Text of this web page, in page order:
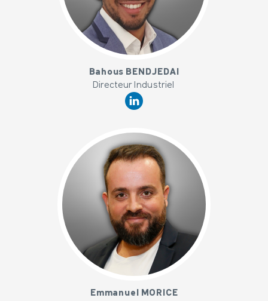
Bahous BENDJEDAI
Directeur Industriel
Emmanuel MORICE